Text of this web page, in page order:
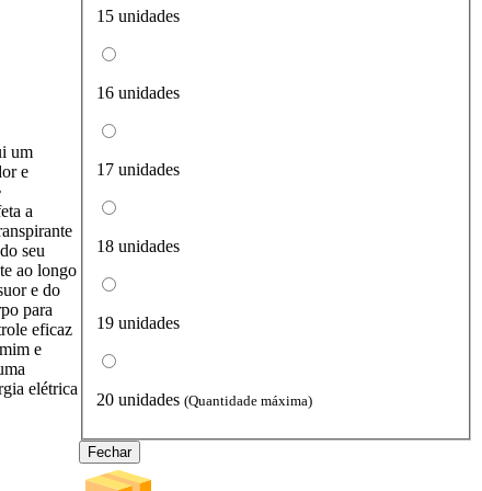
15 unidades
16 unidades
17 unidades
18 unidades
19 unidades
20 unidades (Quantidade máxima)
Fechar
um
e
a
seu
ao longo
e do
para
eficaz
e
elétrica